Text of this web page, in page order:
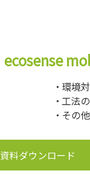
ecosense
環境
工法
その他
資料ダウンロード